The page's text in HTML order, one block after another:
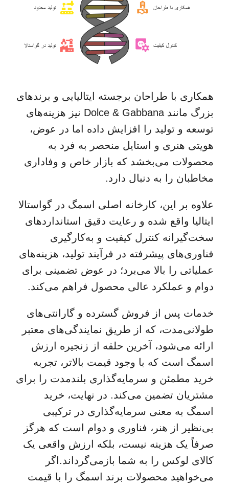
همکاری با طراحان برجسته ایتالیایی و برندهای
بزرگ مانندDolce & Gabbana نیز هزینه‌های
توسعه و تولید را افزایش داده اما در عوض،
هویتی هنری و استایل منحصر به فرد به
محصولات می‌بخشد که بازار خاص و وفاداری
مخاطبان را به دنبال دارد.
علاوه بر این، کارخانه اصلی اسمگ در گواستالا
ایتالیا واقع شده و رعایت دقیق استانداردهای
سخت‌گیرانه کنترل کیفیت و به‌کارگیری
فناوری‌های پیشرفته در فرآیند تولید، هزینه‌های
عملیاتی را بالا می‌برد؛ در عوض تضمینی برای
دوام و عملکرد عالی محصول فراهم می‌کند.
خدمات پس از فروش گسترده و گارانتی‌های
طولانی‌مدت، که از طریق نمایندگی‌های معتبر
ارائه می‌شود، آخرین حلقه از زنجیره ارزش
اسمگ است که با وجود قیمت بالاتر، تجربه
خرید مطمئن و سرمایه‌گذاری بلندمدت را برای
مشتریان تضمین می‌کند. در نهایت، خرید
اسمگ به معنی سرمایه‌گذاری در ترکیبی
بی‌نظیر از هنر، فناوری و دوام است که هرگز
صرفاً یک هزینه نیست، بلکه ارزش واقعی یک
کالای لوکس را به شما بازمی‌گرداند. اگر
می‌خواهید محصولات برند اسمگ را با قیمت